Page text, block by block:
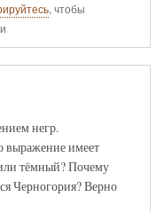
, чтобы
негр.
выражение имеет
тёмный? Почему
Черногория? Верно